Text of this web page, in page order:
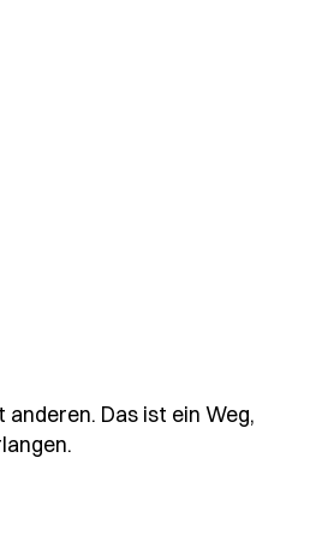
anderen. Das ist ein Weg,